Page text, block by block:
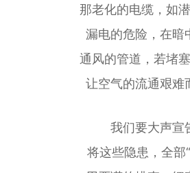
那老化的电缆，如
漏电的危险，在暗
通风的管道，若堵
让空气的流通艰难
我们要大声宣
将这些隐患，全部